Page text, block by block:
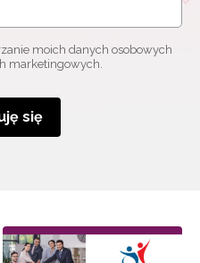
moich danych osobowych
marketingowych.
się